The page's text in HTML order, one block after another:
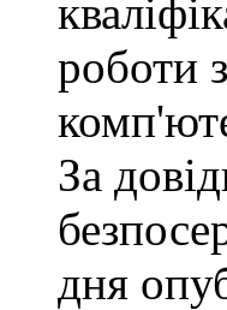
роботи
За
дня